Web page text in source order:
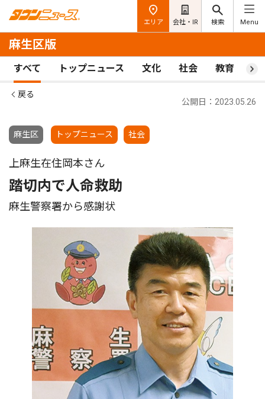
エリア 会社・IR 検索 Menu
麻生区版
すべて トップニュース 文化 社会 教育 ス
戻る
麻生区 トップニュース 社会
公開日：2023.05.26
上麻生在住岡本さん
踏切内で人命救助
麻生警察署から感謝状